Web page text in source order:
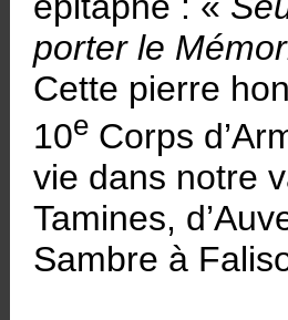
porter le
Cette pierre
10e Corps
vie dans notre
Tamines,
Sambre à